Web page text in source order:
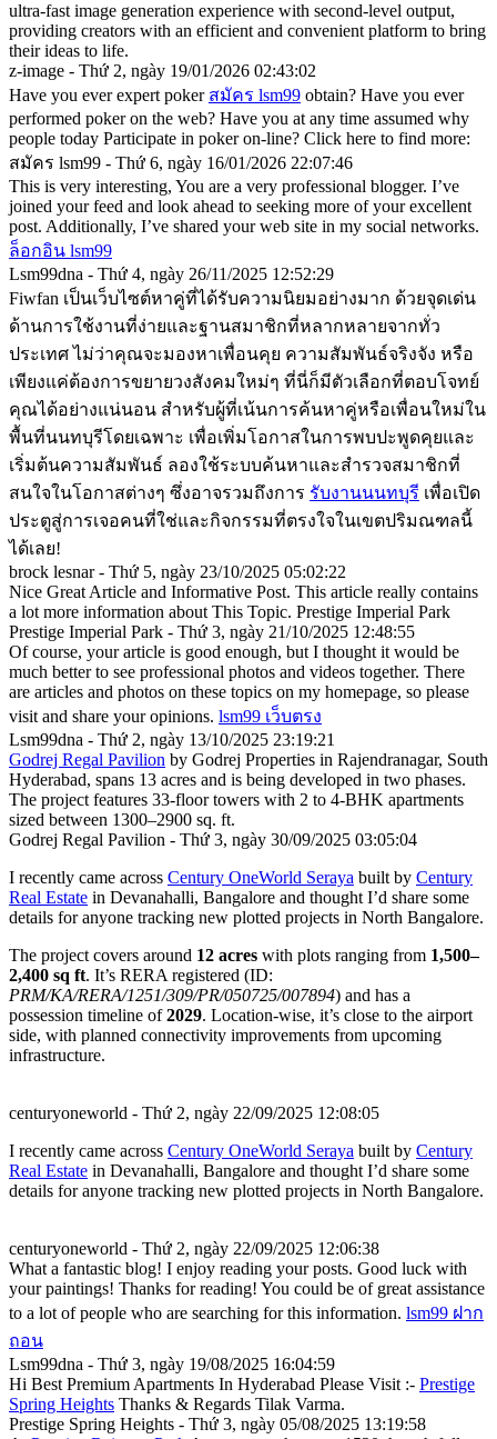
ultra-fast image generation experience with second-level output,
providing creators with an efficient and convenient platform to bring
their ideas to life.
z-image - Thứ 2, ngày 19/01/2026 02:43:02
Have you ever expert poker สมัคร lsm99 obtain? Have you ever
performed poker on the web? Have you at any time assumed why
people today Participate in poker on-line? Click here to find more:
สมัคร lsm99 - Thứ 6, ngày 16/01/2026 22:07:46
This is very interesting, You are a very professional blogger. I’ve
joined your feed and look ahead to seeking more of your excellent
post. Additionally, I’ve shared your web site in my social networks.
ล็อกอิน lsm99
Lsm99dna - Thứ 4, ngày 26/11/2025 12:52:29
Fiwfan เป็นเว็บไซต์หาคู่ที่ได้รับความนิยมอย่างมาก ด้วยจุดเด่น
ด้านการใช้งานที่ง่ายและฐานสมาชิกที่หลากหลายจากทั่ว
ประเทศ ไม่ว่าคุณจะมองหาเพื่อนคุย ความสัมพันธ์จริงจัง หรือ
เพียงแค่ต้องการขยายวงสังคมใหม่ๆ ที่นี่ก็มีตัวเลือกที่ตอบโจทย์
คุณได้อย่างแน่นอน สำหรับผู้ที่เน้นการค้นหาคู่หรือเพื่อนใหม่ใน
พื้นที่นนทบุรีโดยเฉพาะ เพื่อเพิ่มโอกาสในการพบปะพูดคุยและ
เริ่มต้นความสัมพันธ์ ลองใช้ระบบค้นหาและสำรวจสมาชิกที่
สนใจในโอกาสต่างๆ ซึ่งอาจรวมถึงการ รับงานนนทบุรี เพื่อเปิด
ประตูสู่การเจอคนที่ใช่และกิจกรรมที่ตรงใจในเขตปริมณฑลนี้
ได้เลย!
brock lesnar - Thứ 5, ngày 23/10/2025 05:02:22
Nice Great Article and Informative Post. This article really contains
a lot more information about This Topic. Prestige Imperial Park
Prestige Imperial Park - Thứ 3, ngày 21/10/2025 12:48:55
Of course, your article is good enough, but I thought it would be
much better to see professional photos and videos together. There
are articles and photos on these topics on my homepage, so please
visit and share your opinions. lsm99 เว็บตรง
Lsm99dna - Thứ 2, ngày 13/10/2025 23:19:21
Godrej Regal Pavilion by Godrej Properties in Rajendranagar, South
Hyderabad, spans 13 acres and is being developed in two phases.
The project features 33-floor towers with 2 to 4-BHK apartments
sized between 1300–2900 sq. ft.
Godrej Regal Pavilion - Thứ 3, ngày 30/09/2025 03:05:04
I recently came across Century OneWorld Seraya built by Century
Real Estate in Devanahalli, Bangalore and thought I’d share some
details for anyone tracking new plotted projects in North Bangalore.
The project covers around 12 acres with plots ranging from 1,500–
2,400 sq ft. It’s RERA registered (ID:
PRM/KA/RERA/1251/309/PR/050725/007894) and has a
possession timeline of2029. Location-wise, it’s close to the airport
side, with planned connectivity improvements from upcoming
infrastructure.
centuryoneworld - Thứ 2, ngày 22/09/2025 12:08:05
I recently came across Century OneWorld Seraya built by Century
Real Estate in Devanahalli, Bangalore and thought I’d share some
details for anyone tracking new plotted projects in North Bangalore.
centuryoneworld - Thứ 2, ngày 22/09/2025 12:06:38
What a fantastic blog! I enjoy reading your posts. Good luck with
your paintings! Thanks for reading! You could be of great assistance
to a lot of people who are searching for this information. lsm99 ฝาก
ถอน
Lsm99dna - Thứ 3, ngày 19/08/2025 16:04:59
Hi Best Premium Apartments In Hyderabad Please Visit :- Prestige
Spring Heights Thanks & Regards Tilak Varma.
Prestige Spring Heights - Thứ 3, ngày 05/08/2025 13:19:58